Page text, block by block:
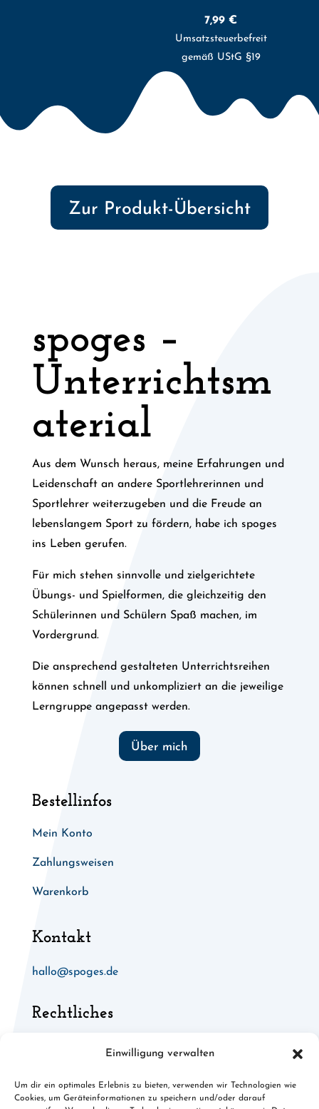
Einwilligung verwalten
Um dir ein optimales Erlebnis zu bieten, verwenden wir Technologien wie
Cookies, um Geräteinformationen zu speichern und/oder darauf
7,99€
Umsatzsteuerbefreit
gemäß UStG §19
Zur Produkt-Übersicht
spoges –
Unterrichtsm
aterial
Aus dem Wunsch heraus, meine Erfahrungen und
Leidenschaft an andere Sportlehrerinnen und
Sportlehrer weiterzugeben und die Freude an
lebenslangem Sport zu fördern, habe ich spoges
ins Leben gerufen.
Für mich stehen sinnvolle und zielgerichtete
Übungs- und Spielformen, die gleichzeitig den
Schülerinnen und Schülern Spaß machen, im
Vordergrund.
Die ansprechend gestalteten Unterrichtsreihen
können schnell und unkompliziert an die jeweilige
Lerngruppe angepasst werden.
Über mich
Bestellinfos
Mein Konto
Zahlungsweisen
Warenkorb
Kontakt
hallo@spoges.de
Rechtliches
Allgemeine Geschäftsbedingungen
Cookies